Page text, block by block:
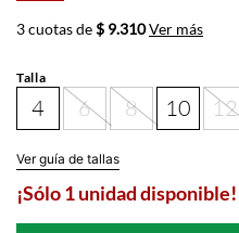
3 cuotas de$ 9.310Ver más
Talla
4 6 8 10 12
Ver guía de tallas
¡Sólo 1 unidad disponible!